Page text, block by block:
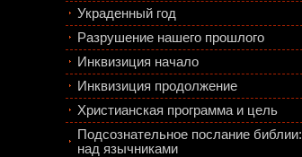
Украденный год
Разрушение нашего прошлого
Инквизиция начало
Инквизиция продолжение
Христианская программа и цель
Подсознательное послание
над язычниками